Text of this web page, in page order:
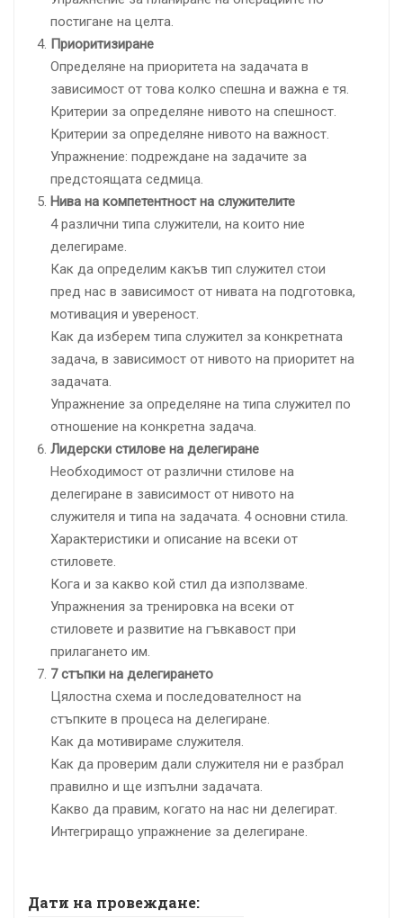
постигане на целта.
Приоритизиране
Определяне на приоритета на задачата в
зависимост от това колко спешна и важна е тя.
Критерии за определяне нивото на спешност.
Критерии за определяне нивото на важност.
Упражнение: подреждане на задачите за
предстоящата седмица.
Нива на компетентност на служителите
4 различни типа служители, на които ние
делегираме.
Как да определим какъв тип служител стои
пред нас в зависимост от нивата на подготовка,
мотивация и увереност.
Как да изберем типа служител за конкретната
задача, в зависимост от нивото на приоритет на
задачата.
Упражнение за определяне на типа служител по
отношение на конкретна задача.
Лидерски стилове на делегиране
Необходимост от различни стилове на
делегиране в зависимост от нивото на
служителя и типа на задачата. 4 основни стила.
Характеристики и описание на всеки от
стиловете.
Кога и за какво кой стил да използваме.
Упражнения за тренировка на всеки от
стиловете и развитие на гъвкавост при
прилагането им.
7 стъпки на делегирането
Цялостна схема и последователност на
стъпките в процеса на делегиране.
Как да мотивираме служителя.
Как да проверим дали служителя ни е разбрал
правилно и ще изпълни задачата.
Какво да правим, когато на нас ни делегират.
Интегриращо упражнение за делегиране.
Дати на провеждане: